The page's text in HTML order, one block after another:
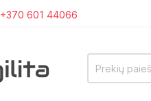
+370 601 44066